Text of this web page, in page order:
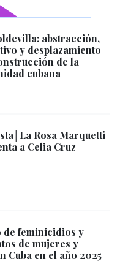
abstracción,
y desplazamiento
de la
cubana
Rosa Marquetti
a Celia Cruz
de feminicidios y
de mujeres y
Cuba en el año 2025